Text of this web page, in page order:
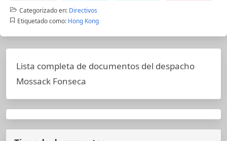
Categorizado en: Directivos
Etiquetado como: Hong Kong
Lista completa de documentos del despacho
Mossack Fonseca